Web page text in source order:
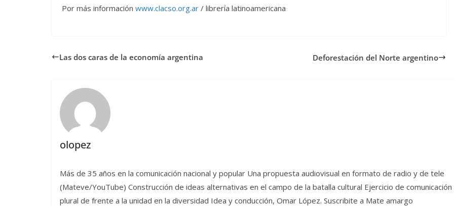
Por más información www.clacso.org.ar / librería latinoamericana
Las dos caras de la economía argentina Deforestación del Norte argentino
olopez
Más de 35 años en la comunicación nacional y popular Una propuesta audiovisual en formato de radio y de tele
(Mateve/YouTube) Construcción de ideas alternativas en el campo de la batalla cultural Ejercicio de comunicación
plural de frente a la unidad en la diversidad Idea y conducción, Omar López. Suscribite a Mate amargo